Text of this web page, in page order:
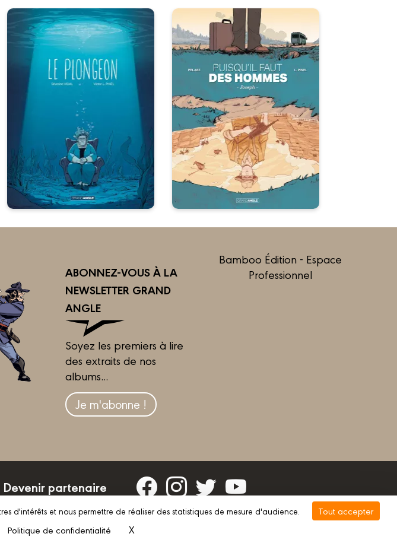
Le Plongeon -
histoire complète
Date de parution :
Un EHPAD, des fesses, de
l’amour et des rides !
Puisqu'il faut des
hommes - histoire
complète
Date de parution :
08/01/2020
Parfois, il est des secrets qu’il
vaut mieux taire.
ABONNEZ-VOUS À LA
NEWSLETTER GRAND
ANGLE
Soyez les premiers à lire
des extraits de nos
albums...
Je m'abonne !
Bamboo Édition - Espace
Professionnel
Devenir partenaire
d’utilisation Vie privée
d'intérêts et nous permettre de réaliser des statistiques de mesure d'audience.
Tout accepter
Politique de confidentialité X